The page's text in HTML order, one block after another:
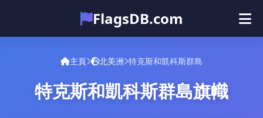
FlagsDB.com
主頁
测验
主頁 北美洲 特克斯和凱科斯群島
特克斯和凱科斯群島旗幟